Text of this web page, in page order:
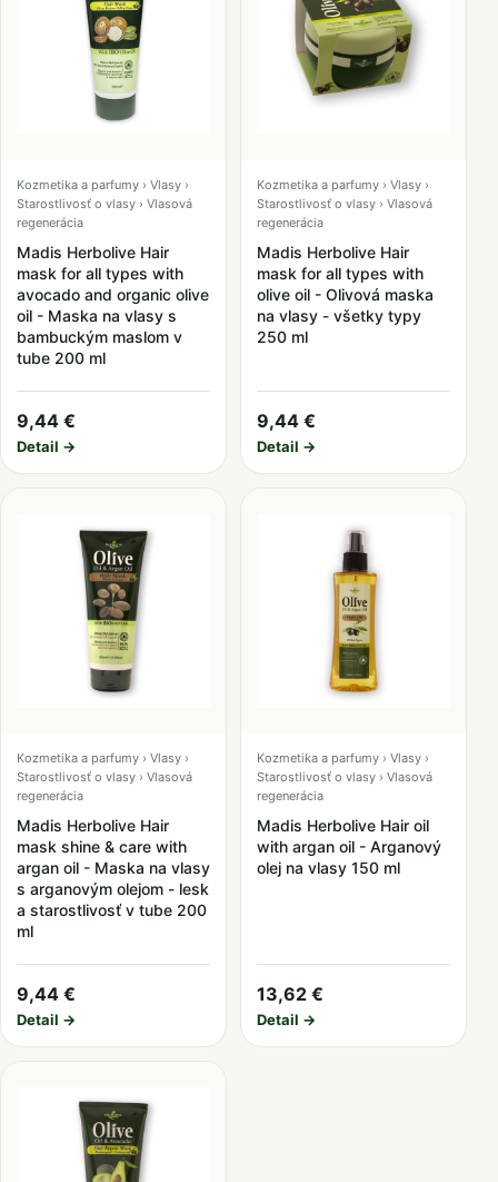
Kozmetika a parfumy › Vlasy ›
Starostlivosť o vlasy › Vlasová
regenerácia
Madis Herbolive Hair
mask for all types with
avocado and organic olive
oil - Maska na vlasy s
bambuckým maslom v
tube 200 ml
9,44 €
Detail →
Kozmetika a parfumy › Vlasy ›
Starostlivosť o vlasy › Vlasová
regenerácia
Madis Herbolive Hair
mask for all types with
olive oil - Olivová maska
na vlasy - všetky typy
250 ml
9,44 €
Detail →
Kozmetika a parfumy › Vlasy ›
Starostlivosť o vlasy › Vlasová
regenerácia
Madis Herbolive Hair
mask shine & care with
argan oil - Maska na vlasy
s arganovým olejom - lesk
a starostlivosť v tube 200
ml
9,44 €
Detail →
Kozmetika a parfumy › Vlasy ›
Starostlivosť o vlasy › Vlasová
regenerácia
Madis Herbolive Hair oil
with argan oil - Arganový
olej na vlasy 150 ml
13,62 €
Detail →